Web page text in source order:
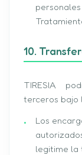
10.
TIRESIA
terceros bajo
Los
legitime la